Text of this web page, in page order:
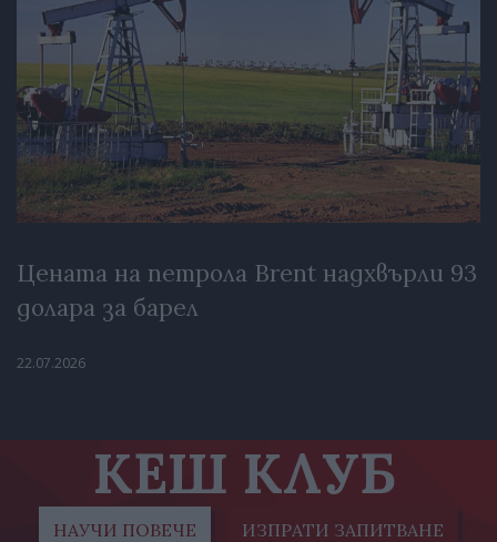
Цената на петрола Brent надхвърли 93
долара за барел
22.07.2026
КЕШ КЛУБ
НАУЧИ ПОВЕЧЕ ИЗПРАТИ ЗАПИТВАНЕ